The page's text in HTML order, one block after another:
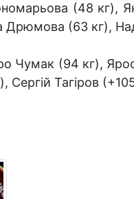
(48 кг),
Дрюмова (63 кг),
Чумак (94 кг),
Сергій Тагіров